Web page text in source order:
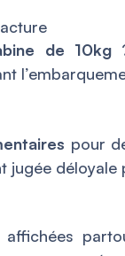
de 10kg
pour
jugée déloyale
affichées